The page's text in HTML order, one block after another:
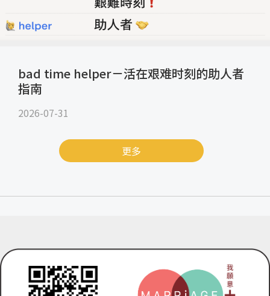
bad time helper－活在艰难时刻的助人者
指南
2026-07-31
更多